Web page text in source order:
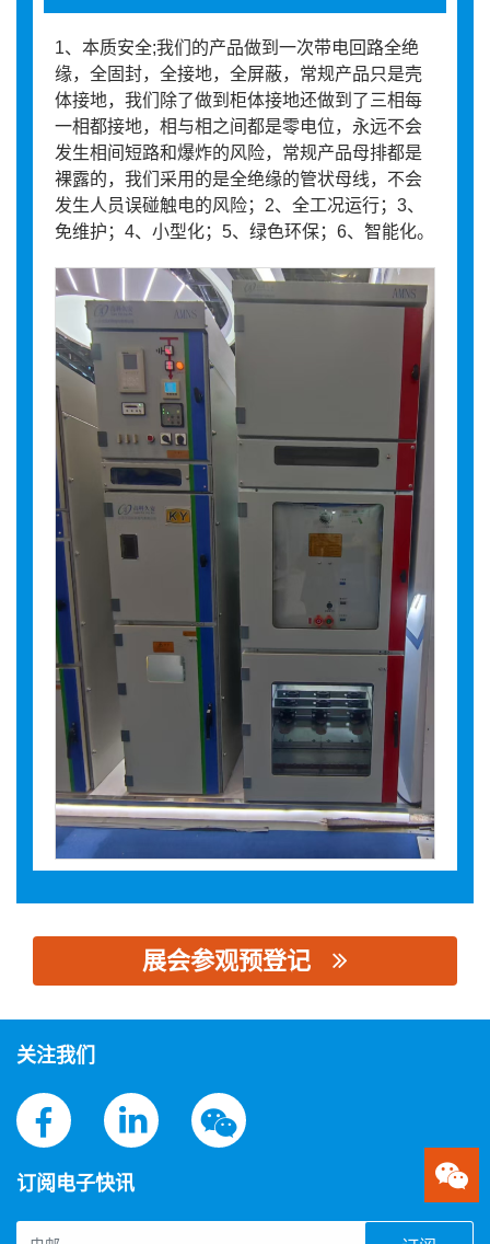
1、本质安全;我们的产品做到一次带电回路全绝
缘，全固封，全接地，全屏蔽，常规产品只是壳
体接地，我们除了做到柜体接地还做到了三相每
一相都接地，相与相之间都是零电位，永远不会
发生相间短路和爆炸的风险，常规产品母排都是
裸露的，我们采用的是全绝缘的管状母线，不会
发生人员误碰触电的风险；2、全工况运行；3、
免维护；4、小型化；5、绿色环保；6、智能化。
展会参观预登记
关注我们
订阅电子快讯